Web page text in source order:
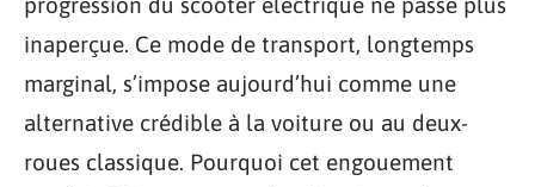
inaperçue. Ce mode de transport, longtemps
marginal, s’impose aujourd’hui comme une
alternative crédible à la voiture ou au deux-
roues classique. Pourquoi cet engouement